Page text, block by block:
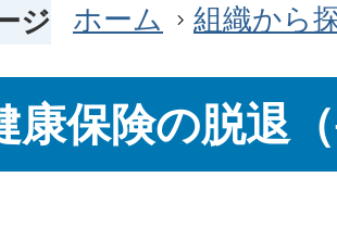
ジ ホーム 組織から
康保険の脱退